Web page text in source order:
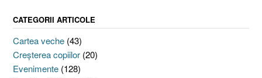
CATEGORII ARTICOLE
Cartea veche (43)
Creşterea copiilor (20)
Evenimente (128)